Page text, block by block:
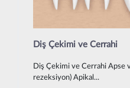
Diş Çekimi ve Cerrahi
Diş Çekimi ve Cerrahi Apse
rezeksiyon) Apikal...